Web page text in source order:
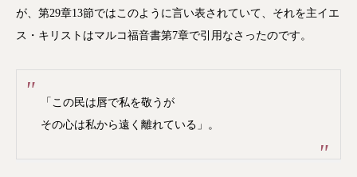
が、第29章13節ではこのように言い表されていて、それを主イエ
ス・キリストはマルコ福音書第7章で引用なさったのです。
「この民は唇で私を敬うが
その心は私から遠く離れている」。